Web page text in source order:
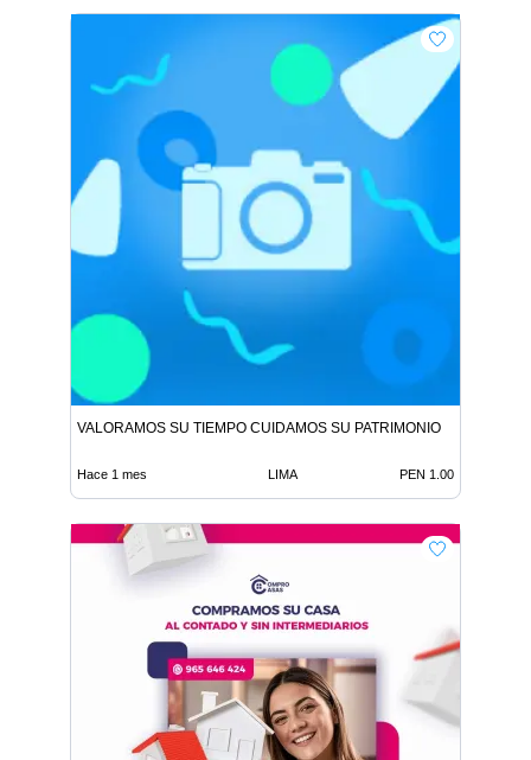
VALORAMOS SU TIEMPO CUIDAMOS SU PATRIMONIO
Hace 1 mes LIMA PEN 1.00